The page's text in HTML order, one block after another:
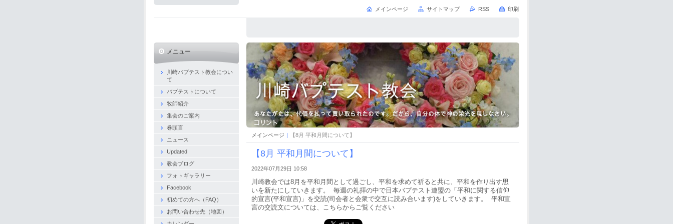
メインページ | 【8月 平和月間について】
【8月 平和月間について】
2022年07月29日 10:58
川崎教会では8月を平和月間として過ごし、平和を求めて祈ると共に、平和を作り出す思
いを新たにしていきます。 毎週の礼拝の中で日本バプテスト連盟の「平和に関する信仰
的宣言(平和宣言)」を交読(司会者と会衆で交互に読み合います)をしていきます。 平和宣
言の交読文については、こちらからご覧ください
メニュー
川崎バプテスト教会につい
て
バプテストについて
牧師紹介
集会のご案内
巻頭言
ニュース
Updated
教会ブログ
フォトギャラリー
Facebook
初めての方へ（FAQ）
お問い合わせ先（地図）
メインページ サイトマップ RSS 印刷